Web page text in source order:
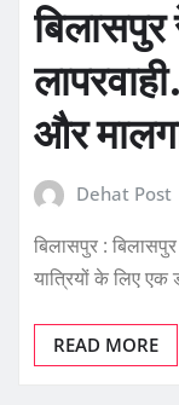
और
Dehat Post
बिलासपुर :
यात्रियों के लिए
READ MORE